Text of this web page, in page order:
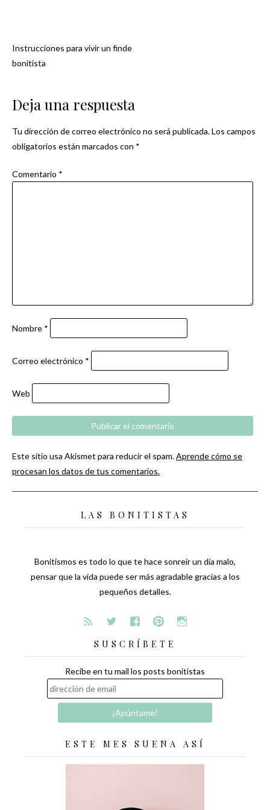
Navegación
Instrucciones para vivir un finde
bonitista
Deja una respuesta
Tu dirección de correo electrónico no será publicada.Los campos
obligatorios están marcados con *
Comentario *
Nombre *
Correo electrónico *
Web
Este sitio usa Akismet para reducir el spam.Aprende cómo se
procesan los datos de tus comentarios.
LAS BONITISTAS
Bonitismos es todo lo que te hace sonreír un día malo,
pensar que la vida puede ser más agradable gracias a los
pequeños detalles.
SUSCRÍBETE
Recibe en tu mail los posts bonitistas
ESTE MES SUENA ASÍ